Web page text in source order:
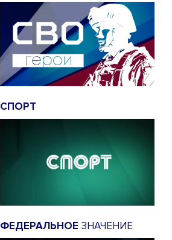
СПОРТ
ФЕДЕРАЛЬНОЕ ЗНАЧЕНИЕ